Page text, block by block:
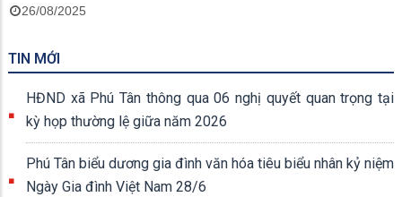
26/08/2025
TIN MỚI
HĐND xã Phú Tân thông qua 06 nghị quyết quan trọng tại
kỳ họp thường lệ giữa năm 2026
Phú Tân biểu dương gia đình văn hóa tiêu biểu nhân kỷ niệm
Ngày Gia đình Việt Nam 28/6